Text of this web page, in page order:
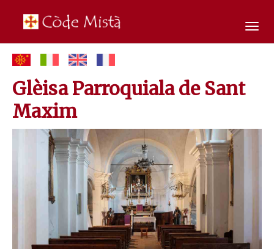
Glèisa Parroquiala de Sant
Maxim